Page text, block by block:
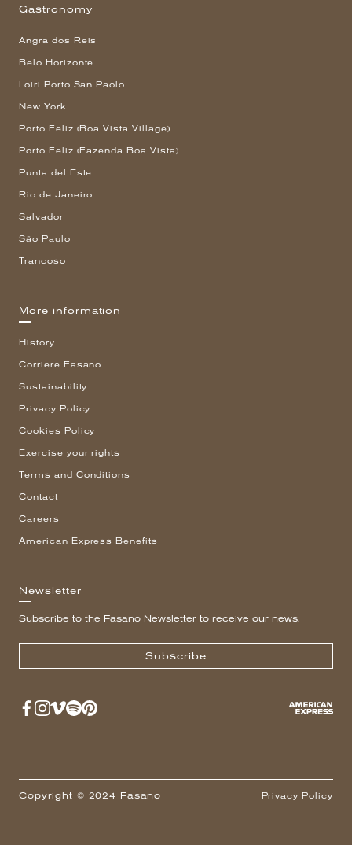
Gastronomy
Angra dos Reis
Belo Horizonte
Loiri Porto San Paolo
New York
Porto Feliz (Boa Vista Village)
Porto Feliz (Fazenda Boa Vista)
Punta del Este
Rio de Janeiro
Salvador
São Paulo
Trancoso
More information
History
Corriere Fasano
Sustainability
Privacy Policy
Cookies Policy
Exercise your rights
Terms and Conditions
Contact
Careers
American Express Benefits
Newsletter
Subscribe to the Fasano Newsletter to receive our news.
Subscribe
Copyright © 2024 Fasano Privacy Policy